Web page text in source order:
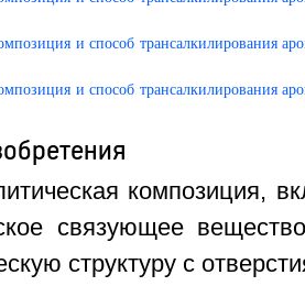
композиция,
связующее
структуру с